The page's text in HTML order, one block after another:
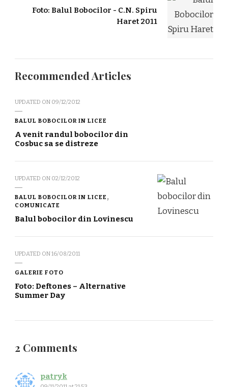
Foto: Balul Bobocilor - C.N. Spiru
Haret 2011
Recommended Articles
UPDATED ON 09/12/2012
BALUL BOBOCILOR IN LICEE
A venit randul bobocilor din
Cosbuc sa se distreze
UPDATED ON 02/12/2012
BALUL BOBOCILOR IN LICEE
COMUNICATE
Balul bobocilor din Lovinescu
UPDATED ON16/08/2011
GALERIE FOTO
Foto: Deftones – Alternative
Summer Day
2 Comments
patryk